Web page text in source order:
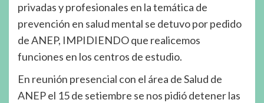
privadas y profesionales en la temática de
prevención en salud mental se detuvo por pedido
de ANEP, IMPIDIENDO que realicemos
funciones en los centros de estudio.
En reunión presencial con el área de Salud de
ANEP el 15 de setiembre se nos pidió detener las